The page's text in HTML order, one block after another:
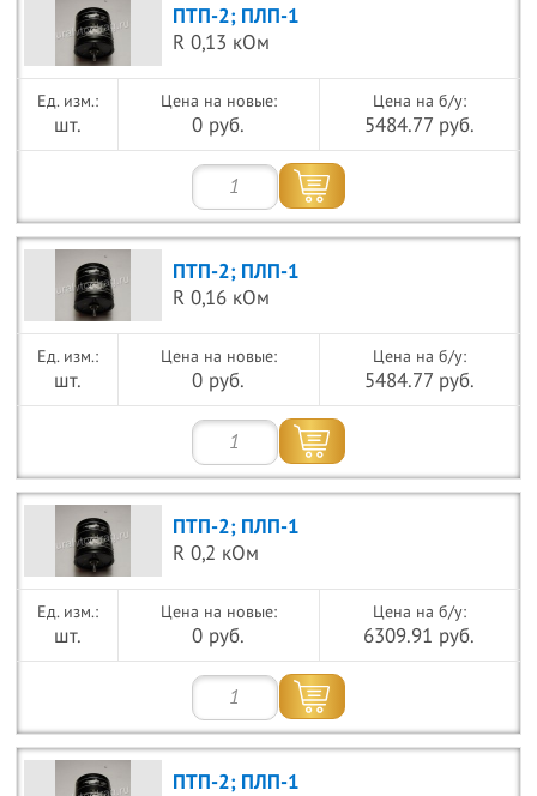
ПТП-2; ПЛП-1
R 0,13 кОм
шт.
Цена на новые:
0 руб.
Цена на б/у:
5484.77 руб.
ПТП-2; ПЛП-1
R 0,16 кОм
шт.
Цена на новые:
0 руб.
Цена на б/у:
5484.77 руб.
ПТП-2; ПЛП-1
R 0,2 кОм
шт.
Цена на новые:
0 руб.
Цена на б/у:
6309.91 руб.
ПТП-2; ПЛП-1